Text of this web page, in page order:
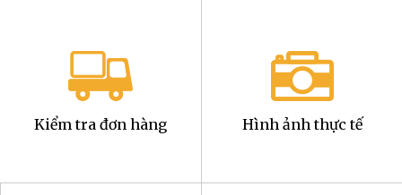
Kiểm tra đơn hàng Hình ảnh thực tế